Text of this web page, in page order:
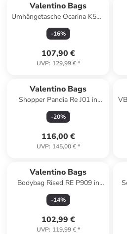
Valentino Bags
Umhängetasche Ocarina K52R
in Ecru
-16%
107,90 €
UVP: 129,99 €*
Valentino Bags
Shopper Pandia Re J01 in
Nero
-20%
116,00 €
UVP: 145,00 €*
Valentino Bags
Bodybag Rised RE P909 in
Ecru
-14%
102,99 €
UVP: 119,99 €*